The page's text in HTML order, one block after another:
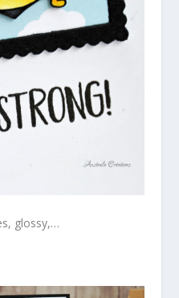
glossy,…